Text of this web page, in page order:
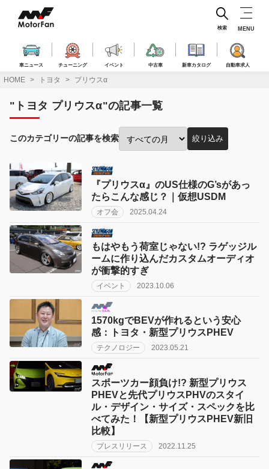
ス
車ニュース チューニング イベント 中古車 新車カタログ 自動車求人
検索 MENU
HOME トヨタ プリウスα
"トヨタ プリウスα"の記事一覧
このカテゴリーの記事を検索
投
月
で
絞
り
み:
絞り込み
『プリウスα』のUS仕様のG’sがあっ
たらこんな感じ？｜仮想USDM
オフ会 2025.04.24
もはやもう荷室じゃない!? ラゲッジル
ームに作り込んだカスタムオーディオ
が衝撃的すぎ
イベント 2023.10.06
1570kgでBEVが作れるという安心
感：トヨタ・新型プリウスPHEV
テクノロジー 2023.05.21
スポーツカー顔負け!? 新型プリウス
PHEVと先代プリウスPHVのスタイ
ル・デザイン・サイズ・スペックを比
べてみた！【新型プリウスPHEV新旧
比較】
プレスリリース 2022.11.25